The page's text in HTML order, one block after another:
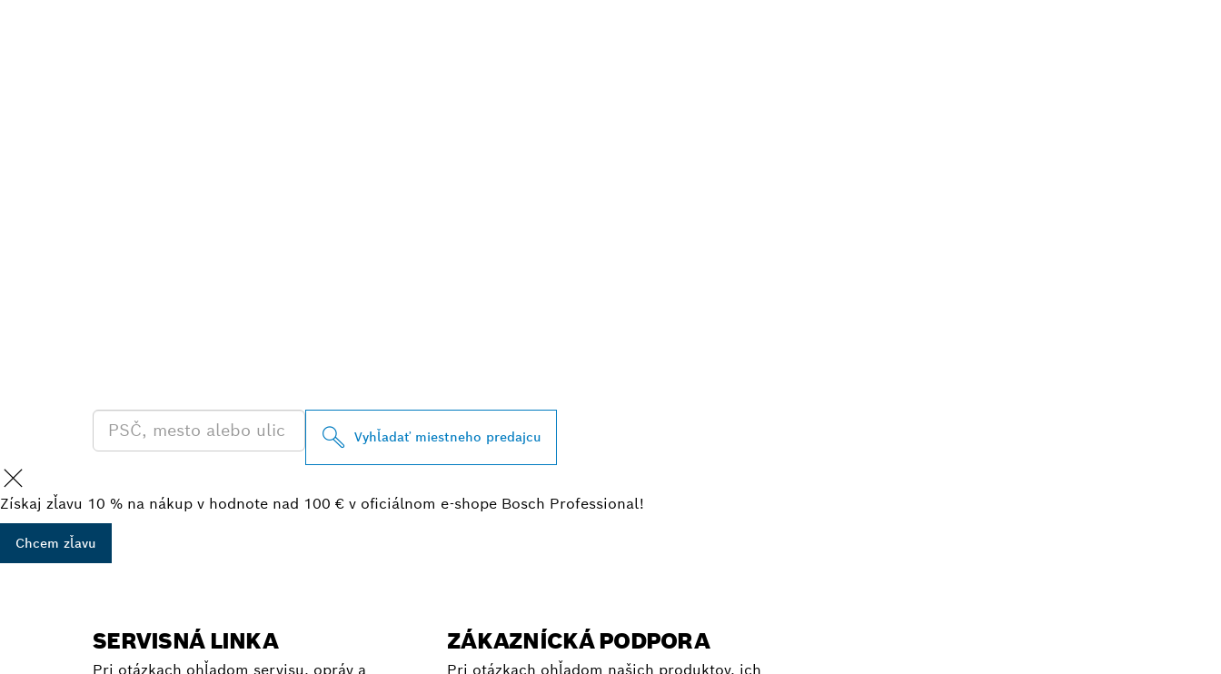
Vyhľadať miestneho predajcu
Získaj zľavu 10 % na nákup v hodnote nad 100 € v oficiálnom e-shope Bosch Professional!
Chcem zľavu
SERVISNÁ LINKA
Pri otázkach ohľadom servisu, opráv a
ZÁKAZNÍCKÁ PODPORA
Pri otázkach ohľadom našich produktov, ich